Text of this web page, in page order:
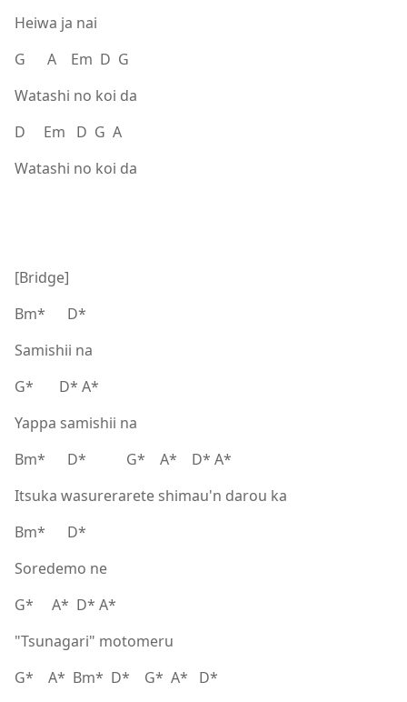
Heiwa ja nai
G A Em D G
Watashi no koi da
D Em D G A
Watashi no koi da
[Bridge]
Bm* D*
Samishii na
G* D* A*
Yappa samishii na
Bm* D* G* A* D* A*
Itsuka wasurerarete shimau'n darou ka
Bm* D*
Soredemo ne
G* A* D* A*
"Tsunagari" motomeru
G* A* Bm* D* G* A* D*